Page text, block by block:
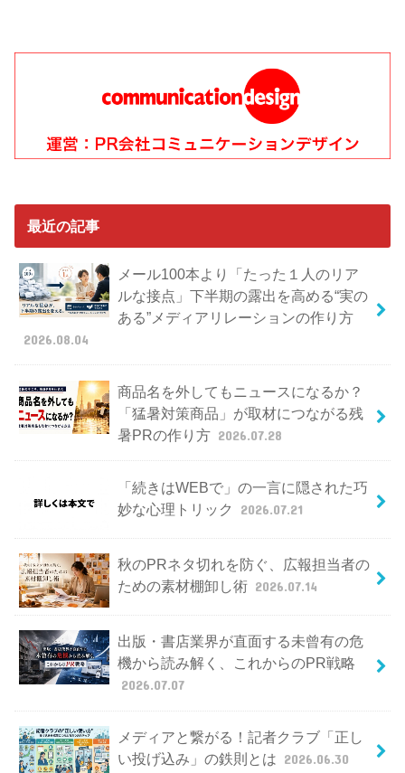
最近の記事
メール100本より「たった１人のリア
ルな接点」下半期の露出を高める“実の
ある”メディアリレーションの作り方
2026.08.04
商品名を外してもニュースになるか？
「猛暑対策商品」が取材につながる残
暑PRの作り方 2026.07.28
「続きはWEBで」の一言に隠された巧
妙な心理トリック
2026.07.21
秋のPRネタ切れを防ぐ、広報担当者の
ための素材棚卸し術 2026.07.14
出版・書店業界が直面する未曾有の危
機から読み解く、これからのPR戦略
2026.07.07
メディアと繋がる！記者クラブ「正し
い投げ込み」の鉄則とは 2026.06.30